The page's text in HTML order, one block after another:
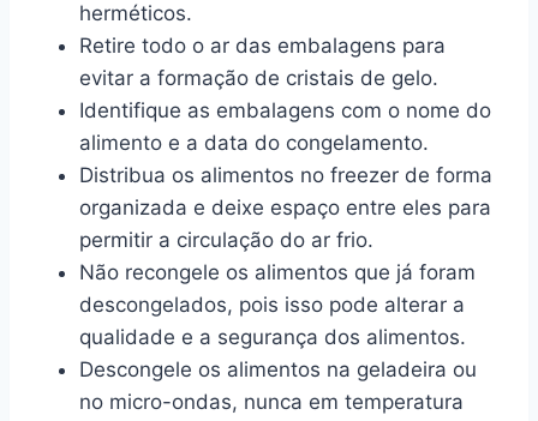
herméticos.
Retire todo o ar das embalagens para
evitar a formação de cristais de gelo.
Identifique as embalagens com o nome do
alimento e a data do congelamento.
Distribua os alimentos no freezer de forma
organizada e deixe espaço entre eles para
permitir a circulação do ar frio.
Não recongele os alimentos que já foram
descongelados, pois isso pode alterar a
qualidade e a segurança dos alimentos.
Descongele os alimentos na geladeira ou
no micro-ondas, nunca em temperatura